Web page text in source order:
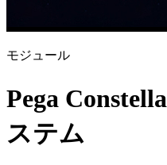
モジュール
Pega
ステム